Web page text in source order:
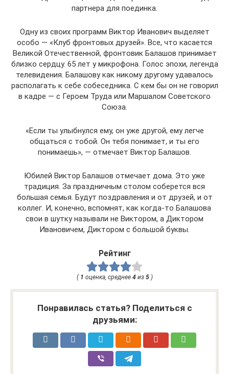
партнера для поединка.
Одну из своих программ Виктор Иванович выделяет
особо — «Клуб фронтовых друзей». Все, что касается
Великой Отечественной, фронтовик Балашов принимает
близко сердцу. 65 лет у микрофона. Голос эпохи, легенда
телевидения. Балашову как никому другому удавалось
располагать к себе собеседника. С кем бы он не говорил
в кадре — с Героем Труда или Маршалом Советского
Союза.
«Если ты улыбнулся ему, он уже другой, ему легче
общаться с тобой. Он тебя понимает, и ты его
понимаешь», — отмечает Виктор Балашов.
Юбилей Виктор Балашов отмечает дома. Это уже
традиция. За праздничным столом соберется вся
большая семья. Будут поздравления и от друзей, и от
коллег. И, конечно, вспомнят, как когда-то Балашова
свои в шутку называли не Виктором, а Диктором
Ивановичем, Диктором с большой буквы.
Рейтинг
( 1 оценка, среднее 4из 5)
Понравилась статья? Поделиться с
друзьями: